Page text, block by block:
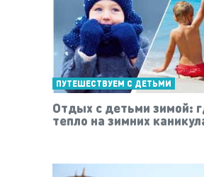
ПУТЕШЕСТВУЕМ С ДЕТЬМИ
Отдых с детьми зимой:
тепло на зимних